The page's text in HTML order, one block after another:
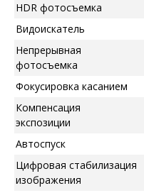
HDR фотосъемка
Видоискатель
Непрерывная
фотосъемка
Фокусировка касанием
Компенсация
экспозиции
Автоспуск
Цифровая стабилизация
изображения